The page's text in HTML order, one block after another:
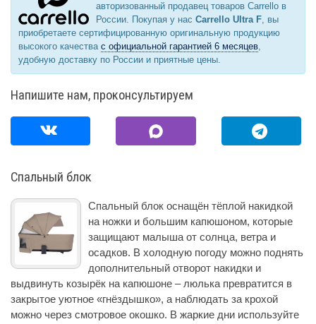
авторизованный продавец товаров Carrello в
России. Покупая у нас Carrello Ultra F, вы
приобретаете сертифицированную оригинальную продукцию
высокого качества с официальной гарантией 6 месяцев,
удобную доставку по России и приятные цены.
Напишите нам, проконсультируем
Спальный блок
Спальный блок оснащён тёплой накидкой
на ножки и большим капюшоном, которые
защищают малыша от солнца, ветра и
осадков. В холодную погоду можно поднять
дополнительный отворот накидки и
выдвинуть козырёк на капюшоне – люлька превратится в
закрытое уютное «гнёздышко», а наблюдать за крохой
можно через смотровое окошко. В жаркие дни используйте